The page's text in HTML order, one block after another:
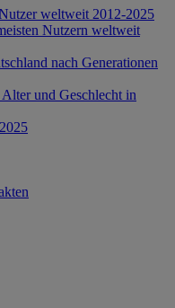
weltweit 2012-2025
Nutzern weltweit
nach Generationen
und Geschlecht in